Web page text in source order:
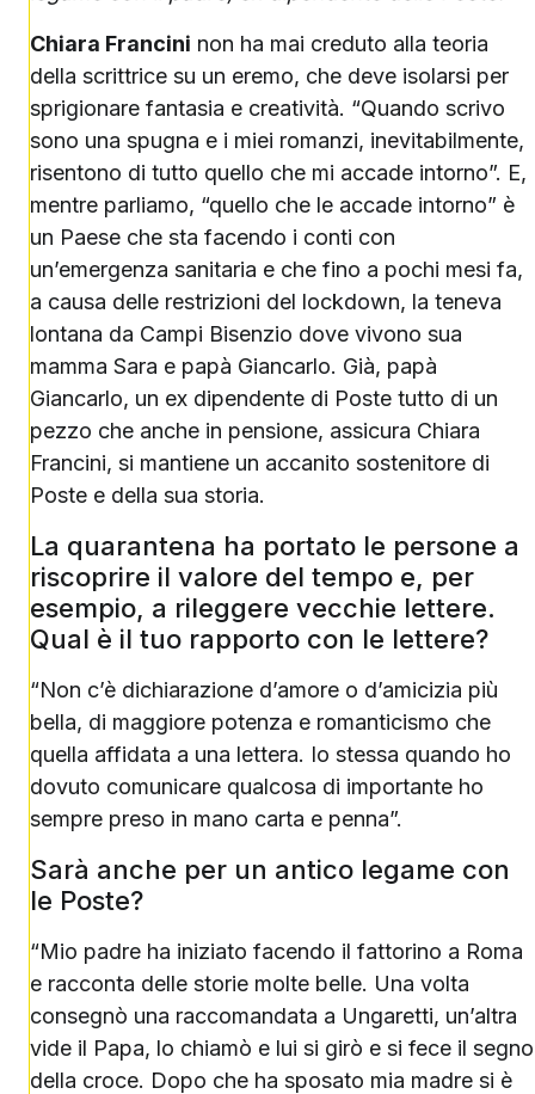
Chiara Francini non ha mai creduto alla teoria
della scrittrice su un eremo, che deve isolarsi per
sprigionare fantasia e creatività. “Quando scrivo
sono una spugna e i miei romanzi, inevitabilmente,
risentono di tutto quello che mi accade intorno”. E,
mentre parliamo, “quello che le accade intorno” è
un Paese che sta facendo i conti con
un’emergenza sanitaria e che fino a pochi mesi fa,
a causa delle restrizioni del lockdown, la teneva
lontana da Campi Bisenzio dove vivono sua
mamma Sara e papà Giancarlo. Già, papà
Giancarlo, un ex dipendente di Poste tutto di un
pezzo che anche in pensione, assicura Chiara
Francini, si mantiene un accanito sostenitore di
Poste e della sua storia.
La quarantena ha portato le persone a
riscoprire il valore del tempo e, per
esempio, a rileggere vecchie lettere.
Qual è il tuo rapporto con le lettere?
“Non c’è dichiarazione d’amore o d’amicizia più
bella, di maggiore potenza e romanticismo che
quella affidata a una lettera. Io stessa quando ho
dovuto comunicare qualcosa di importante ho
sempre preso in mano carta e penna”.
Sarà anche per un antico legame con
le Poste?
“Mio padre ha iniziato facendo il fattorino a Roma
e racconta delle storie molte belle. Una volta
consegnò una raccomandata a Ungaretti, un’altra
vide il Papa, lo chiamò e lui si girò e si fece il segno
della croce. Dopo che ha sposato mia madre si è